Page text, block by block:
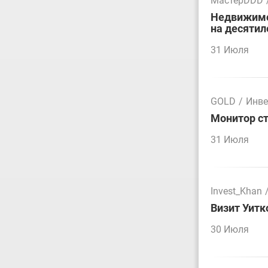
на
31 Июля
GOLD /
Монитор
31 Июля
Invest_Khan
Визит
30 Июля